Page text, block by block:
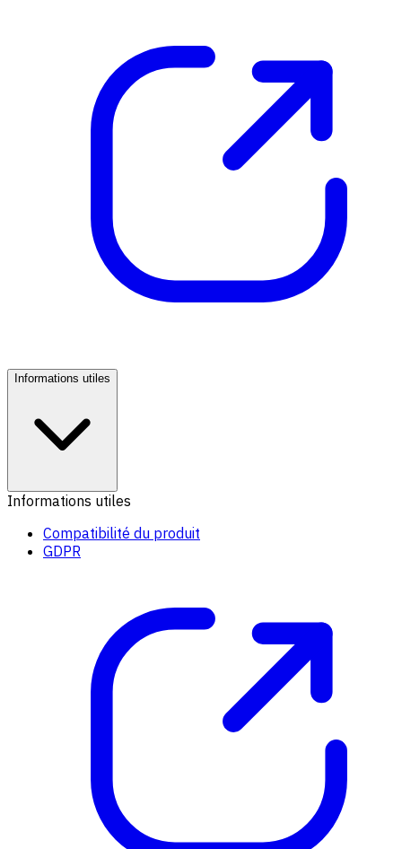
Informations utiles
Informations utiles
Compatibilité du produit
GDPR